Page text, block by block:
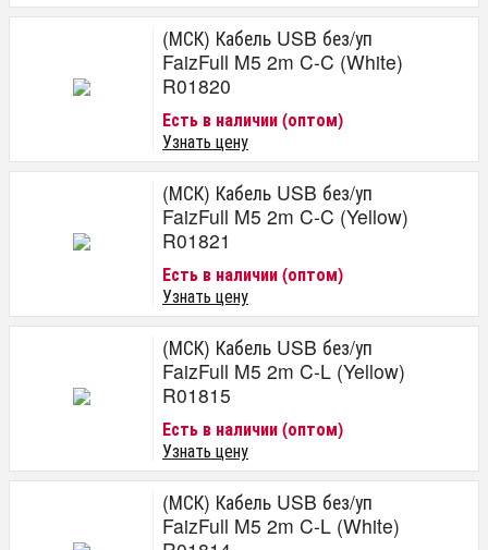
(МСК) Кабель USB без/уп
FaizFull M5 2m C-C (White)
R01820
Есть в наличии (оптом)
Узнать цену
(МСК) Кабель USB без/уп
FaizFull M5 2m C-C (Yellow)
R01821
Есть в наличии (оптом)
Узнать цену
(МСК) Кабель USB без/уп
FaizFull M5 2m C-L (Yellow)
R01815
Есть в наличии (оптом)
Узнать цену
(МСК) Кабель USB без/уп
FaizFull M5 2m C-L (White)